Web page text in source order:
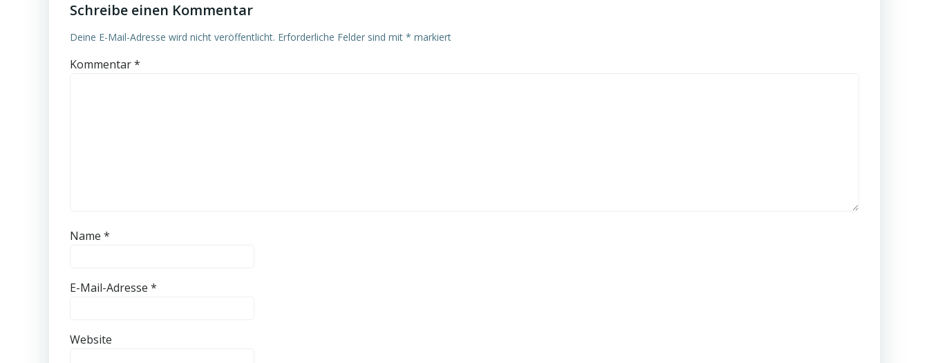
Schreibe einen Kommentar
Deine E-Mail-Adresse wird nicht veröffentlicht. Erforderliche Felder sind mit * markiert
Kommentar*
Name *
E-Mail-Adresse *
Website